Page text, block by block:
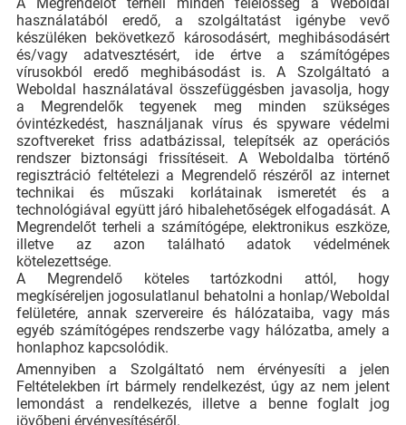
használatából eredő, a szolgáltatást igénybe vevő
készüléken bekövetkező károsodásért, meghibásodásért
és/vagy adatvesztésért, ide értve a számítógépes
vírusokból eredő meghibásodást is. A Szolgáltató a
Weboldal használatával összefüggésben javasolja, hogy
a Megrendelők tegyenek meg minden szükséges
óvintézkedést, használjanak vírus és spyware védelmi
szoftvereket friss adatbázissal, telepítsék az operációs
rendszer biztonsági frissítéseit. A Weboldalba történő
regisztráció feltételezi a Megrendelő részéről az internet
technikai és műszaki korlátainak ismeretét és a
technológiával együtt járó hibalehetőségek elfogadását. A
Megrendelőt terheli a számítógépe, elektronikus eszköze,
illetve az azon található adatok védelmének
kötelezettsége.
A Megrendelő köteles tartózkodni attól, hogy
megkíséreljen jogosulatlanul behatolni a honlap/Weboldal
felületére, annak szervereire és hálózataiba, vagy más
egyéb számítógépes rendszerbe vagy hálózatba, amely a
honlaphoz kapcsolódik.
Amennyiben a Szolgáltató nem érvényesíti a jelen
Feltételekben írt bármely rendelkezést, úgy az nem jelent
lemondást a rendelkezés, illetve a benne foglalt jog
jövőbeni érvényesítéséről.